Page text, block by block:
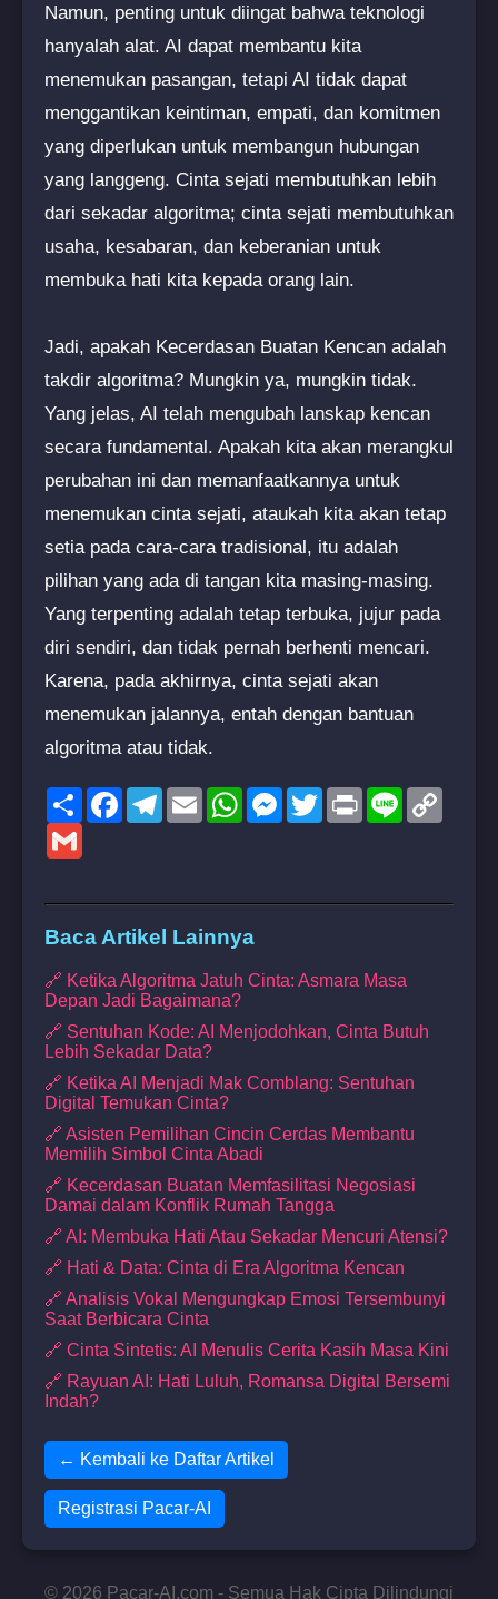
Namun, penting untuk diingat bahwa teknologi
hanyalah alat. AI dapat membantu kita
menemukan pasangan, tetapi AI tidak dapat
menggantikan keintiman, empati, dan komitmen
yang diperlukan untuk membangun hubungan
yang langgeng. Cinta sejati membutuhkan lebih
dari sekadar algoritma; cinta sejati membutuhkan
usaha, kesabaran, dan keberanian untuk
membuka hati kita kepada orang lain.
Jadi, apakah Kecerdasan Buatan Kencan adalah
takdir algoritma? Mungkin ya, mungkin tidak.
Yang jelas, AI telah mengubah lanskap kencan
secara fundamental. Apakah kita akan merangkul
perubahan ini dan memanfaatkannya untuk
menemukan cinta sejati, ataukah kita akan tetap
setia pada cara-cara tradisional, itu adalah
pilihan yang ada di tangan kita masing-masing.
Yang terpenting adalah tetap terbuka, jujur pada
diri sendiri, dan tidak pernah berhenti mencari.
Karena, pada akhirnya, cinta sejati akan
menemukan jalannya, entah dengan bantuan
algoritma atau tidak.
ShareFacebookTelegram
EmailWhatsAppMessenger
TwitterPrint Line
Baca Artikel Lainnya
🔗 Ketika Algoritma Jatuh Cinta: Asmara Masa
Depan Jadi Bagaimana?
🔗 Sentuhan Kode: AI Menjodohkan, Cinta Butuh
Lebih Sekadar Data?
🔗 Ketika AI Menjadi Mak Comblang: Sentuhan
Digital Temukan Cinta?
🔗 Asisten Pemilihan Cincin Cerdas Membantu
Memilih Simbol Cinta Abadi
🔗 Kecerdasan Buatan Memfasilitasi Negosiasi
Damai dalam Konflik Rumah Tangga
🔗 AI: Membuka Hati Atau Sekadar Mencuri Atensi?
🔗 Hati & Data: Cinta di Era Algoritma Kencan
🔗 Analisis Vokal Mengungkap Emosi Tersembunyi
Saat Berbicara Cinta
🔗 Cinta Sintetis: AI Menulis Cerita Kasih Masa Kini
🔗 Rayuan AI: Hati Luluh, Romansa Digital Bersemi
Indah?
← Kembali ke Daftar Artikel
Registrasi Pacar-AI
© 2026 Pacar-AI.com - Semua Hak Cipta Dilindungi